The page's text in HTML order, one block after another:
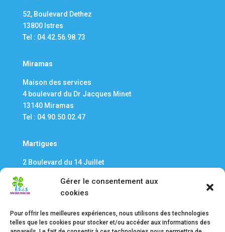
Gérer le consentement aux
cookies
Pour offrir les meilleures expériences, nous utilisons des technologies
telles que les cookies pour stocker et/ou accéder aux informations des
52, Boulevard Dethez
13800 Istres
Tel : 04.42.56.98.73
Miramas
Maison des services
4 boulevard du Dr Jacques Minet
13140 Miramas
Tel : 04.90.50.02.47
Martigues
2 Boulevard du 14 Juillet​
Tel : 04.42.42.10.76